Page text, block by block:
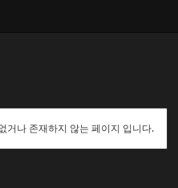
거나 존재하지 않는 페이지 입니다.